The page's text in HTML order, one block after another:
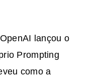
lançou o
Prompting
como a